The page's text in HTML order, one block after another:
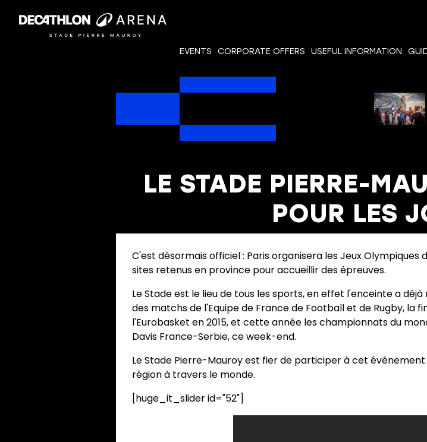
EVENTS CORPORATE OFFERS USEFUL INFORMATION
LE STADE PIERRE-
POUR LES
C'est désormais officiel : Paris organisera les Jeux
sites retenus en province pour accueillir des épreuves.
Le Stade est le lieu de tous les sports, en effet l'enceinte a
des matchs de l'Equipe de France de Football et de Rugby, la
l'Eurobasket en 2015, et cette année les championnats du
Davis France-Serbie, ce week-end.
Le Stade Pierre-Mauroy est fier de participer à cet
région à travers le monde.
[huge_it_slider id="52"]